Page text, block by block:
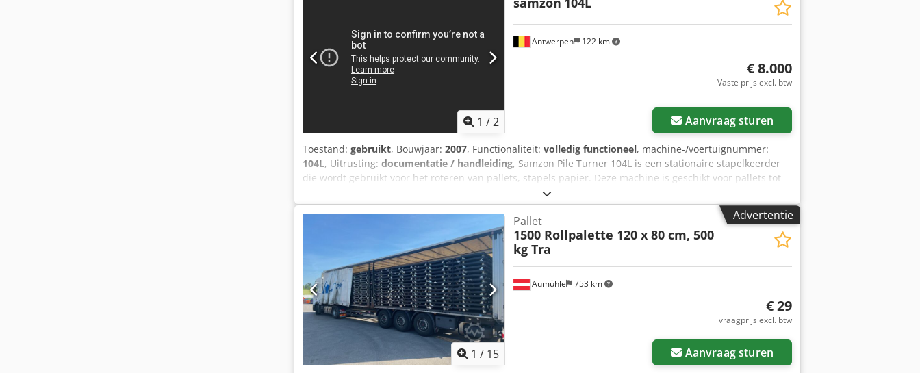
1 /2
Antwerpen 122 km
€ 8.000
Vaste prijs excl. btw
Aanvraag sturen
Toestand: gebruikt, Bouwjaar: 2007, Functionaliteit: volledig functioneel, machine-/voertuignummer:
104L, Uitrusting: documentatie / handleiding, Samzon Pile Turner 104L is een stationaire stapelkeerder
die wordt gebruikt voor het roteren van pallets, stapels papier. Deze machine is geschikt voor pallets tot
maximaal 1200mm x 800mm. De pallet wordt in de machine geplaatst met behulp van een palletwagen of
transpallet. De machine kan het product 180 graden manueel draaien. De platformen worden tegen de
pallet geklemd en stoppen via een instelbare druksensor. Deze pallet keerder wordt vooral gebruikt in
drukkerijen. De stapelkeerder is eenvoudig te bedienen via drukknoppen op het bedieningspaneel.
Maximale opening 1800mm / minimum 320mm Crsdpfsy Ufiasx Ag Hef Maximaal gewicht: 1000kg
Handmatige bediening
Advertentie
1 / 15
Aumühle 753 km
Pallet
1500 Rollpalette 120 x 80 cm, 500
kg Tra
€ 29
vraagprijs excl. btw
Aanvraag sturen